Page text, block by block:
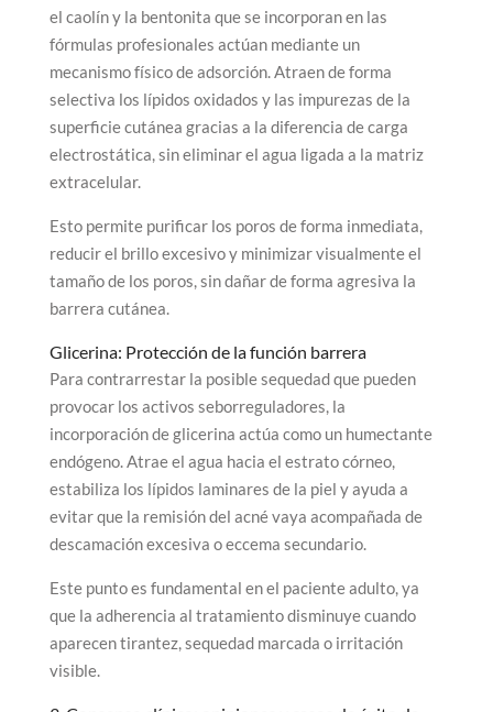
el caolín y la bentonita que se incorporan en las
fórmulas profesionales actúan mediante un
mecanismo físico de adsorción. Atraen de forma
selectiva los lípidos oxidados y las impurezas de la
superficie cutánea gracias a la diferencia de carga
electrostática, sin eliminar el agua ligada a la matriz
extracelular.
Esto permite purificar los poros de forma inmediata,
reducir el brillo excesivo y minimizar visualmente el
tamaño de los poros, sin dañar de forma agresiva la
barrera cutánea.
Glicerina: Protección de la función barrera
Para contrarrestar la posible sequedad que pueden
provocar los activos seborreguladores, la
incorporación de glicerina actúa como un humectante
endógeno. Atrae el agua hacia el estrato córneo,
estabiliza los lípidos laminares de la piel y ayuda a
evitar que la remisión del acné vaya acompañada de
descamación excesiva o eccema secundario.
Este punto es fundamental en el paciente adulto, ya
que la adherencia al tratamiento disminuye cuando
aparecen tirantez, sequedad marcada o irritación
visible.